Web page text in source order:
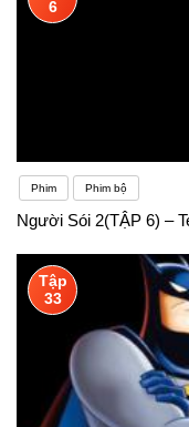
6
Phim Phim bộ
Người Sói 2(TẬP 6) –
Tập
33